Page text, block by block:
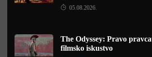
05.08.2026.
The Odyssey: Pravo
filmsko iskustvo